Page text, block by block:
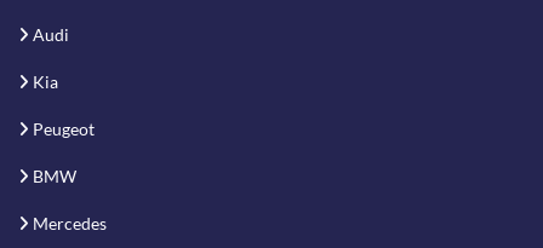
Audi
Kia
Peugeot
BMW
Mercedes